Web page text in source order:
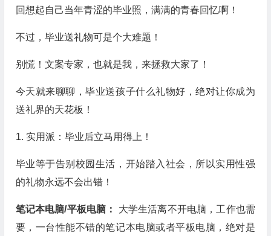
回想起自己当年青涩的毕业照，满满的青春回忆啊！
不过，毕业送礼物可是个大难题！
别慌！文案专家，也就是我，来拯救大家了！
今天就来聊聊，毕业送孩子什么礼物好，绝对让你成为
送礼界的天花板！
1. 实用派：毕业后立马用得上！
毕业等于告别校园生活，开始踏入社会，所以实用性强
的礼物永远不会出错！
笔记本电脑/平板电脑： 大学生活离不开电脑，工作也需
要，一台性能不错的笔记本电脑或者平板电脑，绝对是